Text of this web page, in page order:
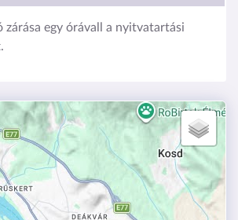
zárása egy órávall a nyitvatartási